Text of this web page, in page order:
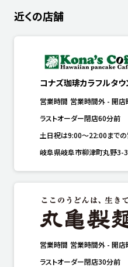
近くの店舗
コナズ珈琲カラフルタ
営業時間 営業時間外 - 開店
ラストオーダー閉店60分前
土日祝は9:00～22:00までの
岐阜県岐阜市柳津町丸野3-
営業時間 営業時間外 - 開店
ラストオーダー閉店30分前